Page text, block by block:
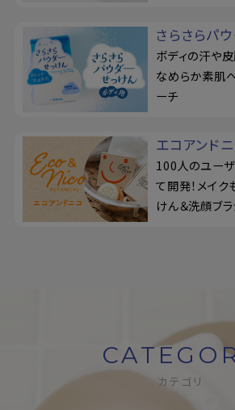
さらさらパ
ボディの汗や皮
なめらか素肌
ーチ
エコアンド
100人のユー
て開発！メイク
けん＆洗顔ブ
カテゴリ